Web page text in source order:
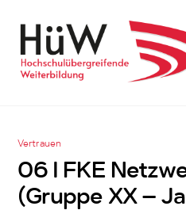
content
Vertrauen
06 I FKE
(Gruppe XX –